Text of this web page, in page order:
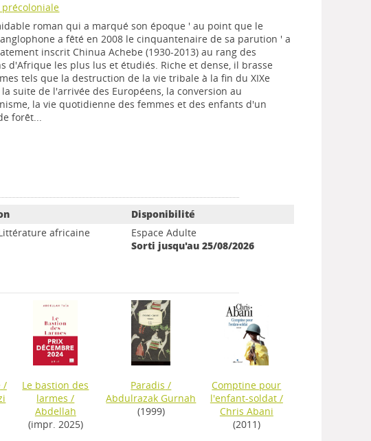
roman qui a marqué son époque ' au point que le
a fêté en 2008 le cinquantenaire de sa parution ' a
inscrit Chinua Achebe (1930-2013) au rang des
d'Afrique les plus lus et étudiés. Riche et dense, il brasse
tels que la destruction de la vie tribale à la fin du XIXe
la suite de l'arrivée des Européens, la conversion au
la vie quotidienne des femmes et des enfants d'un
forêt...
Disponibilité
africaine
Espace Adulte
Sorti jusqu'au 25/08/2026
/
Le bastion des
larmes /
Abdellah
(impr. 2025)
Paradis /
Abdulrazak Gurnah
(1999)
Comptine pour
l'enfant-soldat/
Chris Abani
(2011)